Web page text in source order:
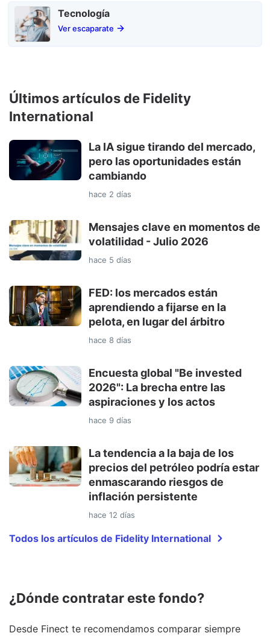
Tecnología
Ver escaparate
Últimos artículos de Fidelity
International
La IA sigue tirando del mercado,
pero las oportunidades están
cambiando
hace 2 días
Mensajes clave en momentos de
volatilidad - Julio 2026
hace 5 días
FED: los mercados están
aprendiendo a fijarse en la
pelota, en lugar del árbitro
hace 8 días
Encuesta global "Be invested
2026": La brecha entre las
aspiraciones y los actos
hace 9 días
La tendencia a la baja de los
precios del petróleo podría estar
enmascarando riesgos de
inflación persistente
hace 12 días
Todos los artículos de Fidelity International
¿Dónde contratar este fondo?
Desde Finect te recomendamos comparar siempre